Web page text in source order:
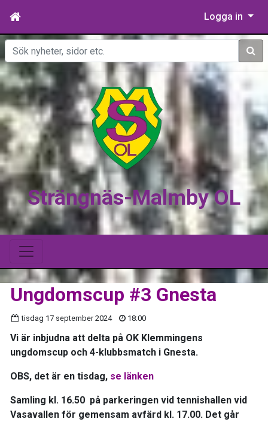
Logga in
Sök
Strängnäs-Malmby OL
Ungdomscup #3 Gnesta
tisdag 17 september 2024 18:00
Vi är inbjudna att delta på OK Klemmingens
ungdomscup och 4-klubbsmatch i Gnesta.
OBS, det är en tisdag, se länken
Samling kl. 16.50 på parkeringen vid tennishallen vid
Vasavallen för gemensam avfärd kl. 17.00. Det går